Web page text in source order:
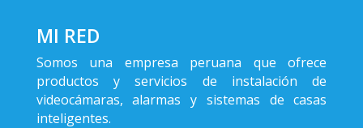
MI RED
Somos una empresa peruana que ofrece
productos y servicios de instalación de
videocámaras, alarmas y sistemas de casas
inteligentes.